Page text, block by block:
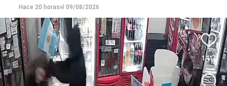
Hace 20 horasel 09/08/2026